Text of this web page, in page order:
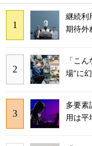
継続利
期待外
「こ
場”に
多要
用は平